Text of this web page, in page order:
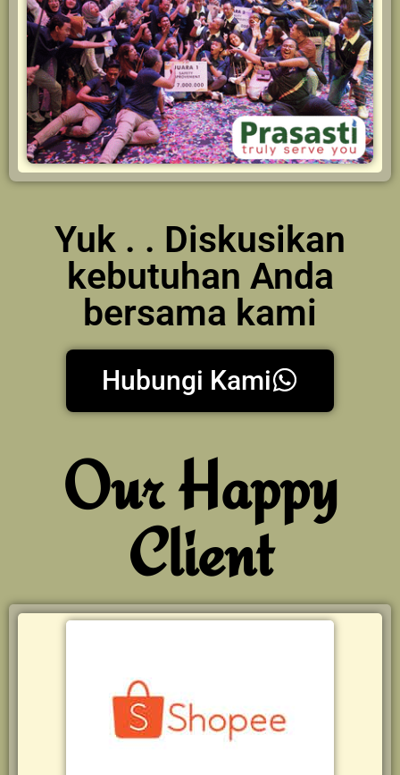
Yuk . . Diskusikan
kebutuhan Anda
bersama kami
Hubungi Kami
Our Happy
Client